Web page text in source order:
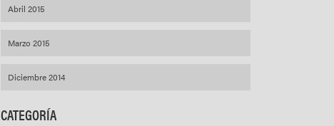
Abril 2015
Marzo 2015
Diciembre 2014
CATEGORÍA